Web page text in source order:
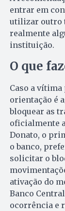
entrar em
utilizar outro
realmente
instituição.
O que
Caso a vítima
orientação é
bloquear as
oficialmente
Donato, o
o banco,
solicitar o
ativação do
Banco
ocorrência e